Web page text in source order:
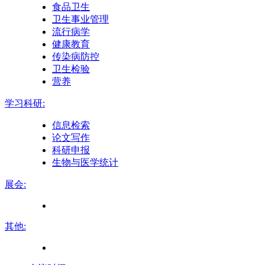
食品卫生
卫生事业管理
流行病学
健康教育
传染病防控
卫生检验
营养
学习科研:
信息检索
论文写作
科研申报
生物与医学统计
展会:
其他: